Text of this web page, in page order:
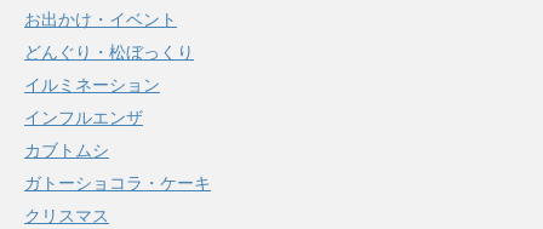
お出かけ・イベント
どんぐり・松ぼっくり
イルミネーション
インフルエンザ
カブトムシ
ガトーショコラ・ケーキ
クリスマス